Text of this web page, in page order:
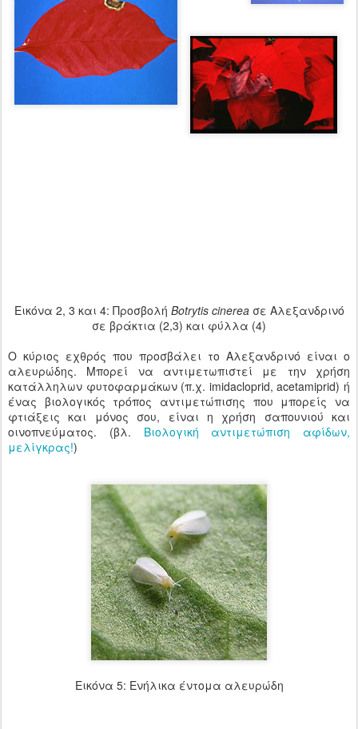
Εικόνα 2, 3 και 4: Προσβολή Botrytis cinereaσε Αλεξανδρινό
σε βράκτια (2,3) και φύλλα (4)
Ο κύριος εχθρός που προσβάλει το Αλεξανδρινό είναι ο
αλευρώδης. Μπορεί να αντιμετωπιστεί με την χρήση
κατάλληλων φυτοφαρμάκων (π.χ. imidacloprid, acetamiprid) ή
ένας βιολογικός τρόπος αντιμετώπισης που μπορείς να
φτιάξεις και μόνος σου, είναι η χρήση σαπουνιού και
οινοπνεύματος. (βλ. Βιολογική αντιμετώπιση αφίδων,
μελίγκρας!)
Εικόνα 5: Ενήλικα έντομα αλευρώδη